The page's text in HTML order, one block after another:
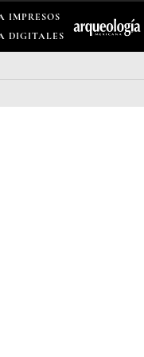
IMPRESOS
DIGITALES